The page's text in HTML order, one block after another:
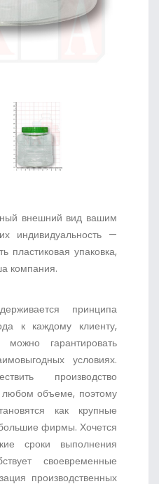
внешний вид вашим
индивидуальность —
пластиковая упаковка,
компания.
принципа
к каждому клиенту,
можно гарантировать
условиях.
производство
любом объеме, поэтому
как крупные
фирмы. Хочется
сроки выполнения
своевременные
производственных